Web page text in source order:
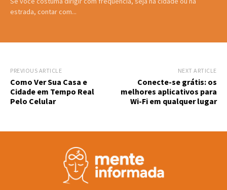
estrada, contar com...
PREVIOUS ARTICLE
Como Ver Sua Casa e
Cidade em Tempo Real
Pelo Celular
NEXT ARTICLE
Conecte-se grátis: os
melhores aplicativos para
Wi-Fi em qualquer lugar